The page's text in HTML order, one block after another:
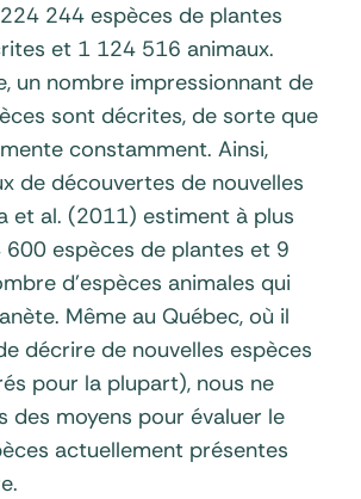
244 espèces de plantes
et 1 124 516 animaux.
un nombre impressionnant de
sont décrites, de sorte que
constamment. Ainsi,
de découvertes de nouvelles
et al. (2011) estiment à plus
espèces de plantes et 9
d’espèces animales qui
Même au Québec, où il
décrire de nouvelles espèces
pour la plupart), nous ne
des moyens pour évaluer le
actuellement présentes